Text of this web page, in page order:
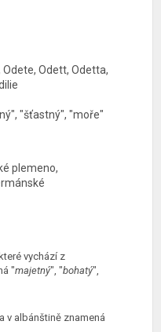
Odete, Odett, Odetta,
"šťastný", "moře"
plemeno,
vychází z
"majetný", "bohatý",
v albánštině znamená